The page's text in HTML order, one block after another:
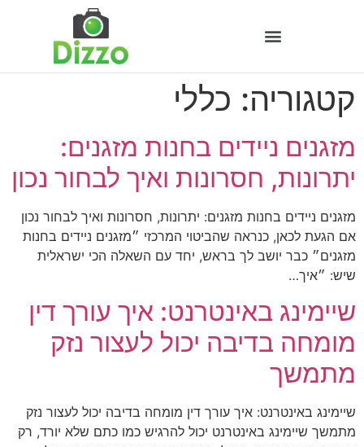
קטגוריה: כללי
מזגנים ניידים בחנות מזגנים:
יתרונות, חסרונות ואיך לבחור נכון
מזגנים ניידים בחנות מזגנים: יתרונות, חסרונות ואיך לבחור נכון
אם הגעת לכאן, כנראה שהביטוי המרכזי ״מזגנים ניידים בחנות
מזגנים״ כבר יושב לך בראש, יחד עם השאלה הכי ישראלית
שיש: ״איך…
שיימינג באינטרנט: איך עורך דין
מומחה בדיבה יכול לעצור נזק
מתמשך
שיימינג באינטרנט: איך עורך דין מומחה בדיבה יכול לעצור נזק
מתמשך שיימינג באינטרנט יכול להרגיש כמו כתם שלא יורד, רק